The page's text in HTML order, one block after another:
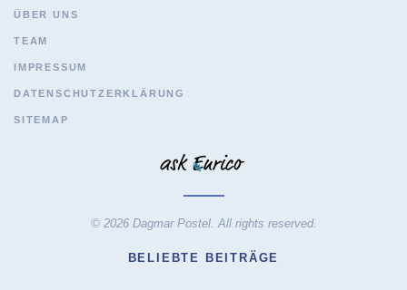
ÜBER UNS
TEAM
IMPRESSUM
DATENSCHUTZERKLÄRUNG
SITEMAP
© 2026 Dagmar Postel. All rights reserved.
BELIEBTE BEITRÄGE